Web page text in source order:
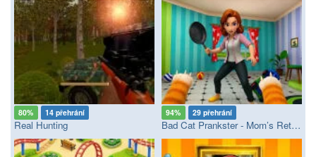
80% 14 přehrání
Real Hunting
94% 29 přehrání
Bad Cat Prankster - Mom’s Return